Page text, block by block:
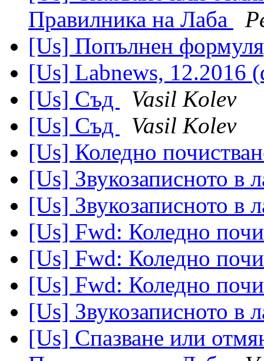
Правилника на Лаба
[Us] Попълнен
[Us] Labnews, 12.2016
[Us] Съд
Vasil Kolev
[Us] Съд
Vasil Kolev
[Us] Коледно
[Us] Звукозаписното в
[Us] Звукозаписното в
[Us] Fwd: Коледно
[Us] Fwd: Коледно
[Us] Fwd: Коледно
[Us] Звукозаписното в
[Us] Спазване или